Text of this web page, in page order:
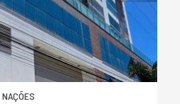
NAÇÕES